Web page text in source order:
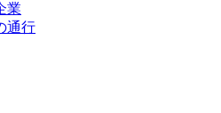
業
通行